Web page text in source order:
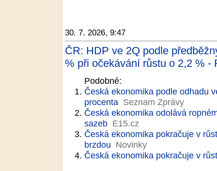
30. 7. 2026, 9:47
ČR: HDP ve 2Q podle
% při očekávání růstu o 2,2 % -
Podobné:
Česká ekonomika podle odhadu
procenta Seznam Zprávy
Česká ekonomika odolává
sazeb E15.cz
Česká ekonomika pokračuje v
brzdou Novinky
Česká ekonomika pokračuje v